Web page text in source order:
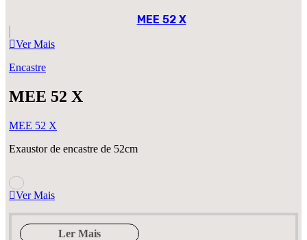
MEE 52 X
Ver Mais
Encastre
MEE 52 X
MEE 52 X
Exaustor de encastre de 52cm
Ver Mais
Ler Mais